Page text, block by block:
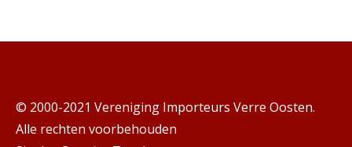
© 2000-2021 Vereniging Importeurs Verre Oosten.
Alle rechten voorbehouden